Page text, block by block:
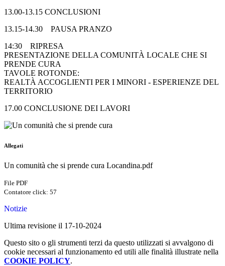
13.00-13.15 CONCLUSIONI
13.15-14.30 PAUSA PRANZO
14:30 RIPRESA
PRESENTAZIONE DELLA COMUNITÀ LOCALE CHE SI
PRENDE CURA
TAVOLE ROTONDE:
REALTÀ ACCOGLIENTI PER I MINORI - ESPERIENZE DEL
TERRITORIO
17.00 CONCLUSIONE DEI LAVORI
Allegati
Un comunità che si prende cura Locandina.pdf
File PDF
Contatore click: 57
Notizie
Ultima revisione il 17-10-2024
Questo sito o gli strumenti terzi da questo utilizzati si avvalgono di
cookie necessari al funzionamento ed utili alle finalità illustrate nella
COOKIE POLICY.